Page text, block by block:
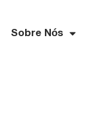
Sobre Nós